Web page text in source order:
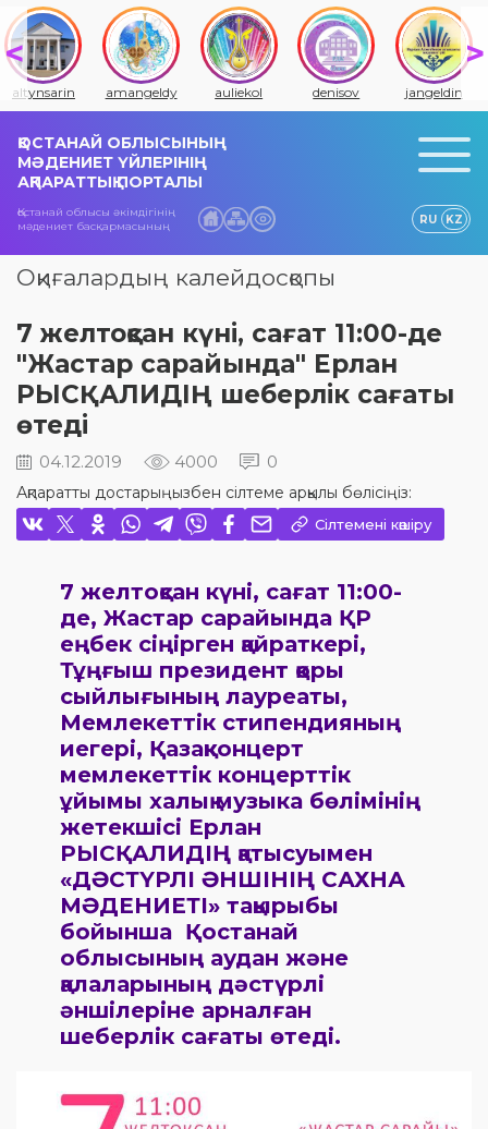
altynsarin amangeldy auliekol denisov jangeldin
ҚОСТАНАЙ ОБЛЫСЫНЫҢ
МӘДЕНИЕТ ҮЙЛЕРІНІҢ
АҚПАРАТТЫҚ ПОРТАЛЫ
Қостанай облысы әкімдігінің
мәдениет басқармасының
RU KZ
Оқиғалардың калейдосқопы
7 желтоқсан күні, сағат 11:00-де
"Жастар сарайында" Ерлан
РЫСҚАЛИДІҢ шеберлік сағаты
өтеді
04.12.2019 4000 0
Ақпаратты достарыңызбен сілтеме арқылы бөлісіңіз:
Сілтемені көшіру
7 желтоқсан күні, сағат 11:00-
де, Жастар сарайында ҚР
еңбек сіңірген қайраткері,
Тұңғыш президент қоры
сыйлығының лауреаты,
Мемлекеттік стипендияның
иегері, Қазақконцерт
мемлекеттік концерттік
ұйымы халық музыка бөлімінің
жетекшісі Ерлан
РЫСҚАЛИДІҢ қатысуымен
«ДӘСТҮРЛІ ӘНШІНІҢ САХНА
МӘДЕНИЕТІ» тақырыбы
бойынша Қостанай
облысының аудан және
қалаларының дәстүрлі
әншілеріне арналған
шеберлік сағаты өтеді.